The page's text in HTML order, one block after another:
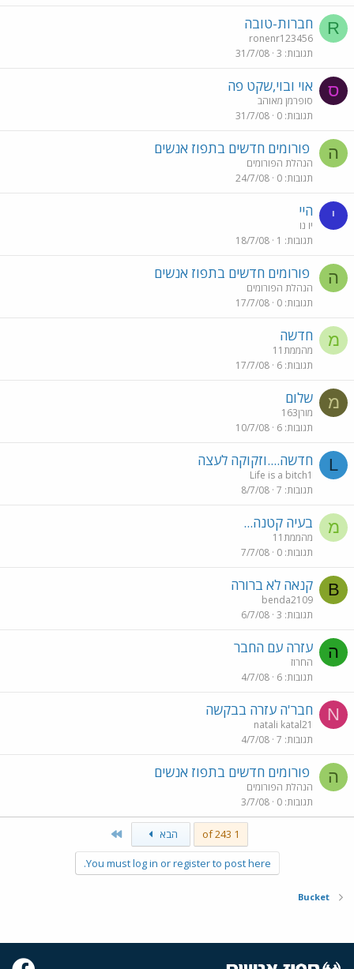
R חברות-טובה
ronenr123456
תגובות 3
31/7/08
ס אוי ובוי,שקט פה
סופרמן מאוהב
תגובות 0
31/7/08
ה פורומים חדשים בתפוז אנשים
הנהלת הפורומים
תגובות 0
24/7/08
י היי
יו נו
תגובות 1
18/7/08
ה פורומים חדשים בתפוז אנשים
הנהלת הפורומים
תגובות 0
17/7/08
מ חדשה
מהממת11
תגובות 6
17/7/08
מ שלום
מורן163
תגובות 6
10/7/08
L חדשה....וזקוקה לעצה
Life is a bitch1
תגובות 7
8/7/08
מ בעיה קטנה...
מהממת11
תגובות 0
7/7/08
B קנאה לא ברורה
benda2109
תגובות 3
6/7/08
ה עזרה עם החבר
החרוז
תגובות 6
4/7/08
N חבר'ה עזרה בבקשה
natali katal21
תגובות 7
4/7/08
ה פורומים חדשים בתפוז אנשים
הנהלת הפורומים
תגובות 0
3/7/08
1 of 243 הבא
You must log in or register to post here.
Bucket